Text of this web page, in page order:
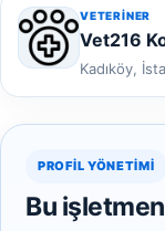
VETERINER
Vet216
Kadıköy,
PROFIL YÖNETIMI
Bu